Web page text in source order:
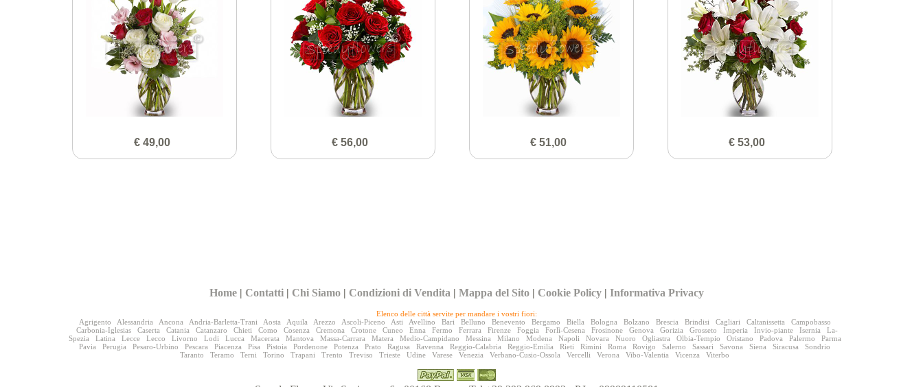
€ 49,00 € 56,00 € 51,00 € 53,00
Home | Contatti | Chi Siamo | Condizioni di Vendita |Mappa del Sito | Cookie Policy |Informativa Privacy
Elenco delle città servite per mandare i vostri fiori:
Agrigento
Alessandria Ancona Andria-Barletta-Trani Aosta Aquila Arezzo Ascoli-Piceno Asti Avellino Bari Belluno Benevento Bergamo Biella Bologna Bolzano Brescia Brindisi Cagliari Caltanissetta
Campobasso
Carbonia-Iglesias
Caserta Catania Catanzaro Chieti Como Cosenza Cremona Crotone Cuneo Enna Fermo Ferrara Firenze Foggia Forlì-Cesena Frosinone Genova Gorizia Grosseto Imperia Invio-piante Isernia
La-
Spezia
Latina Lecce Lecco Livorno Lodi Lucca Macerata Mantova Massa-Carrara Matera Medio-Campidano Messina Milano Modena Napoli Novara Nuoro Ogliastra Olbia-Tempio Oristano Padova Palermo
Parma
Pavia
Perugia Pesaro-Urbino Pescara Piacenza Pisa Pistoia Pordenone Potenza Prato Ragusa Ravenna Reggio-Calabria Reggio-Emilia Rieti Rimini Roma Rovigo Salerno Sassari Savona Siena Siracusa
Sondrio
Taranto
Teramo Terni Torino Trapani Trento Treviso Trieste Udine Varese Venezia Verbano-Cusio-Ossola Vercelli Verona Vibo-Valentia Vicenza Viterbo